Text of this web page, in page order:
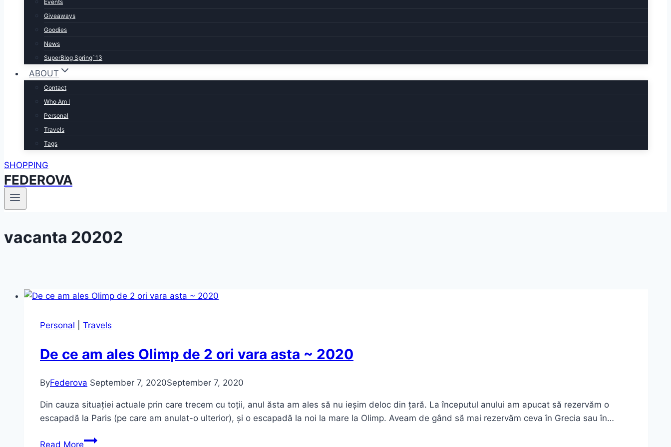
Events
Giveaways
Goodies
News
SuperBlog Spring`13
ABOUT
Contact
Who Am I
Personal
Travels
Tags
SHOPPING
FEDEROVA
vacanta 20202
Personal Travels
De ce am ales Olimp de 2 ori vara asta ~ 2020
ByFederova September 7, 2020September 7, 2020
Din cauza situației actuale prin care trecem cu toții, anul ăsta am ales să nu ieșim deloc din țară. La începutul anului am apucat să rezervăm o
escapadă la Paris (pe care am anulat-o ulterior), și o escapadă la noi la mare la Olimp. Aveam de gând să mai rezervăm ceva în Grecia sau în…
Read MoreDe